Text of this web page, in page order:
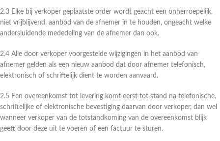
2.3 Elke bij verkoper geplaatste order wordt geacht een onherroepelijk,
niet vrijblijvend, aanbod van de afnemer in te houden, ongeacht welke
andersluidende mededeling van de afnemer dan ook.
2.4 Alle door verkoper voorgestelde wijzigingen in het aanbod van
afnemer gelden als een nieuw aanbod dat door afnemer telefonisch,
elektronisch of schriftelijk dient te worden aanvaard.
2.5 Een overeenkomst tot levering komt eerst tot stand na telefonische,
schriftelijke of elektronische bevestiging daarvan door verkoper, dan wel
wanneer verkoper van de totstandkoming van de overeenkomst blijk
geeft door deze uit te voeren of een factuur te sturen.